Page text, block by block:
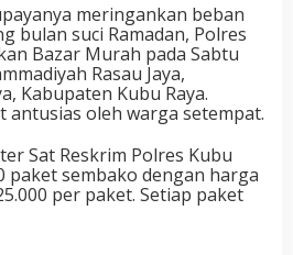
meringankan beban
bulan suci Ramadan, Polres
Bazar Murah pada Sabtu
Rasau Jaya,
Kabupaten Kubu Raya.
antusias oleh warga setempat.
Sat Reskrim Polres Kubu
paket sembako dengan harga
per paket. Setiap paket